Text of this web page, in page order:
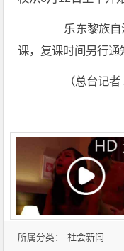
所属分类： 社会新闻
乐东黎族自
课，复课时间另行通
（总台记者